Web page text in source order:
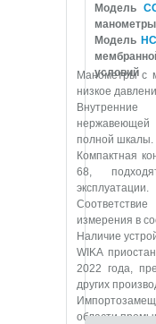
Модель
Модель
условий
Манометры с
низкое
полной шкалы.
Компактная
68,
эксплуатации.
измерения в
Наличие
WIKA
2022 года,
других
области